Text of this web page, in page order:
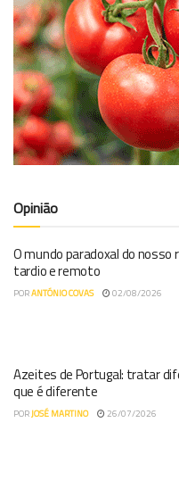
Opinião
O mundo paradoxal do nosso
tardio e remoto
PORANTÓNIO COVAS 02/08/2026
Azeites de Portugal: tratar
que é diferente
PORJOSÉ MARTINO 26/07/2026